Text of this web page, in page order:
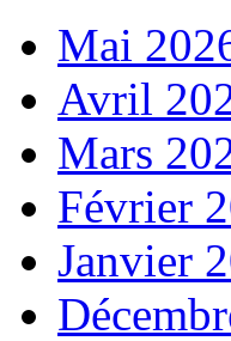
Mai
Avril
Mars
Février
Janvier